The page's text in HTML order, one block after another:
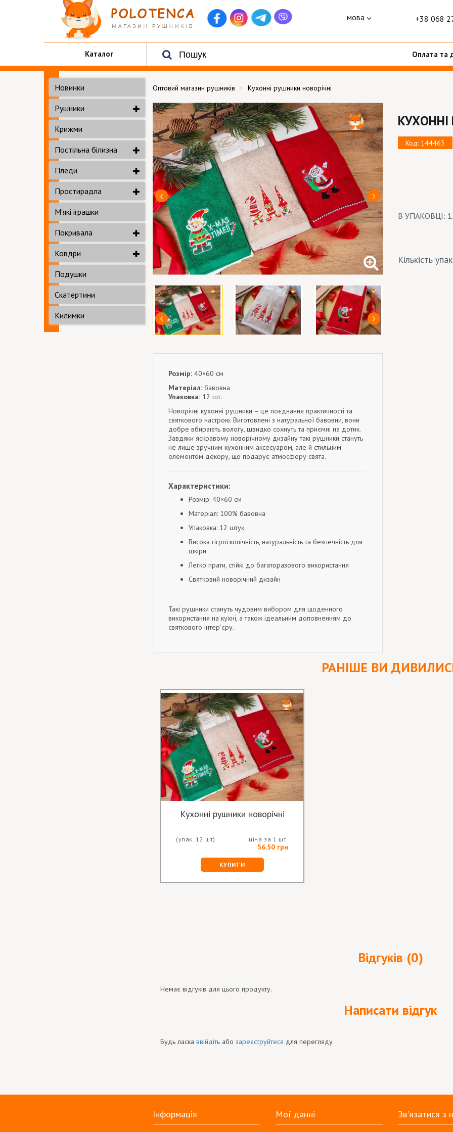
мова +38 068
Каталог Оплата та
Новинки
Рушники
Крижми
Постільна білизна
Пледи
Простирадла
М'які іграшки
Покривала
Ковдри
Подушки
Скатертини
Килимки
Оптовий магазин рушників Кухонні рушники новорічні
Розмір: 40×60 см
Матеріал: бавовна
Упаковка: 12 шт.
Новорічні кухонні рушники – це поєднання практичності та
святкового настрою. Виготовлені з натуральної бавовни, вони
добре вбирають вологу, швидко сохнуть та приємні на дотик.
Завдяки яскравому новорічному дизайну такі рушники стануть
не лише зручним кухонним аксесуаром, але й стильним
елементом декору, що подарує атмосферу свята.
Характеристики:
Розмір: 40×60 см
Матеріал: 100% бавовна
Упаковка: 12 штук
Висока гігроскопічність, натуральність та безпечність для
шкіри
Легко прати, стійкі до багаторазового використання
Святковий новорічний дизайн
Такі рушники стануть чудовим вибором для щоденного
використання на кухні, а також ідеальним доповненням до
святкового інтер’єру.
Код: 144463
В УПАКОВЦІ:
Кількість
РАНІШЕ ВИ
Кухонні рушники новорічні
(упак. 12 шт) ціна за 1 шт.
56.50 грн
КУПИТИ
Відгуків (0)
Немає відгуків для цього продукту.
Написати відгук
Будь ласка ввійдіть або зареєструйтеся для перегляду
Інформація Мої данні Зв'язатися з